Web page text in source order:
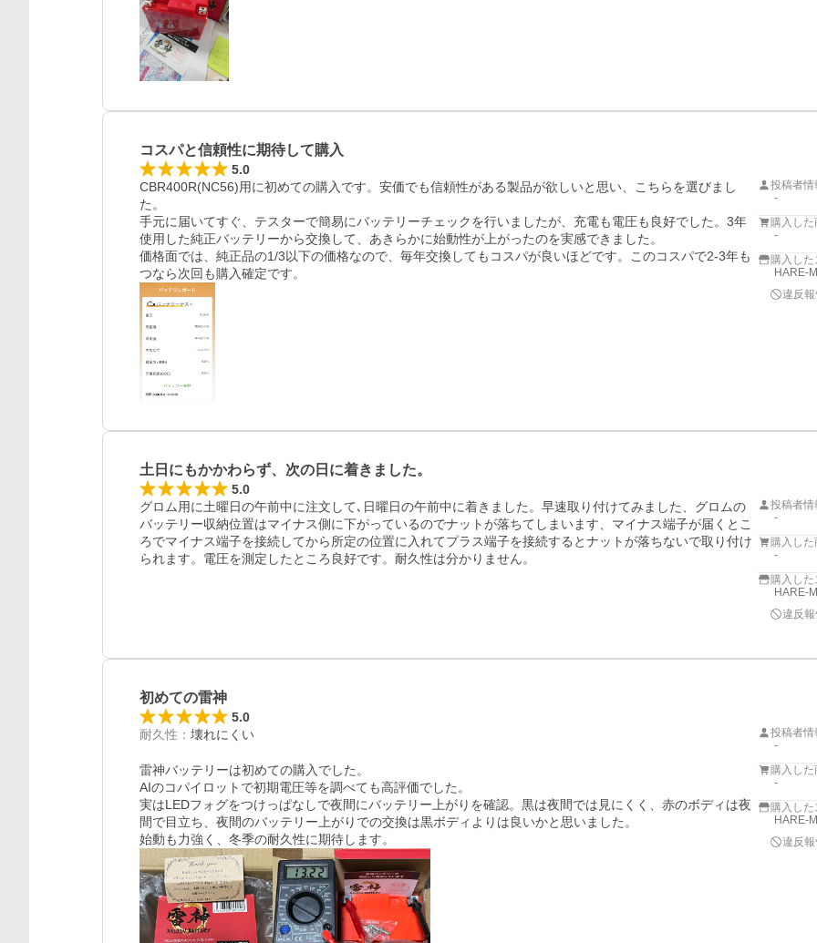
コスパと信頼性に期待して購入
5.0
CBR400R(NC56)用に初めての購入です。安価でも信頼性がある製品が欲しいと思い、こちらを選びまし
た。
手元に届いてすぐ、テスターで簡易にバッテリーチェックを行いましたが、充電も電圧も良好でした。3年
使用した純正バッテリーから交換して、あきらかに始動性が上がったのを実感できました。
価格面では、純正品の1/3以下の価格なので、毎年交換してもコスパが良いほどです。このコスパで2-3年も
つなら次回も購入確定です。
投稿者情
-
購入した
-
購入した
HARE-
違反
土日にもかかわらず、次の日に着きました。
5.0
グロム用に土曜日の午前中に注文して､日曜日の午前中に着きました。早速取り付けてみました、グロムの
バッテリー収納位置はマイナス側に下がっているのでナットが落ちてしまいます、マイナス端子が届くとこ
ろでマイナス端子を接続してから所定の位置に入れてプラス端子を接続するとナットが落ちないで取り付け
られます。電圧を測定したところ良好です。耐久性は分かりません。
投稿者情
-
購入した
-
購入した
HARE-
違反
初めての雷神
5.0
耐久性 ： 壊れにくい
雷神バッテリーは初めての購入でした。
AIのコパイロットで初期電圧等を調べても高評価でした。
実はLEDフォグをつけっぱなしで夜間にバッテリー上がりを確認。黒は夜間では見にくく、赤のボディは夜
間で目立ち、夜間のバッテリー上がりでの交換は黒ボディよりは良いかと思いました。
始動も力強く、冬季の耐久性に期待します。
投稿者情
-
購入した
-
購入した
HARE-
違反